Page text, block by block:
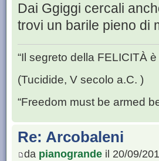
Dai Ggiggi cercali
trovi un barile pieno di
“Il segreto della FELICITÀ
(Tucidide, V secolo a.C. )
“Freedom must be armed
Re: Arcobaleni
da pianogrande il 20/09/